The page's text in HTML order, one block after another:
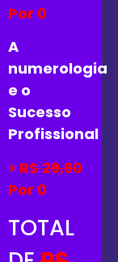
Por 0
A
numerologia
e o
Sucesso
Profissional
> R$29,90
Por 0
TOTAL